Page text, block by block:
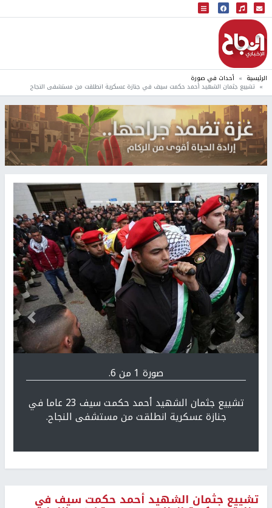
البث المباشر
إذاعة النجاح
الرئيسية أحداث في صورة
تشييع جثمان الشهيد أحمد حكمت سيف في جنازة عسكرية انطلقت من مستشفى النجاح
صورة 1 من 6.
تشييع جثمان الشهيد أحمد حكمت سيف 23 عاما في
جنازة عسكرية انطلقت من مستشفى النجاح.
Previous التالي
تشييع جثمان الشهيد أحمد حكمت سيف في